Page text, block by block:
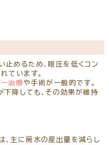
めるため、眼圧を低くコン
ています。
ー治療や手術が一般的です。
下降しても、その効果が維持
、主に房水の産出量を減らし